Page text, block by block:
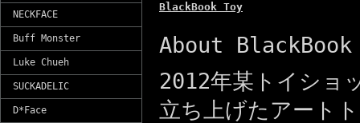
NECKFACE
Buff Monster
Luke Chueh
SUCKADELIC
D*Face
BlackBook Toy
About
2012年某トイショ
立ち上げたアート